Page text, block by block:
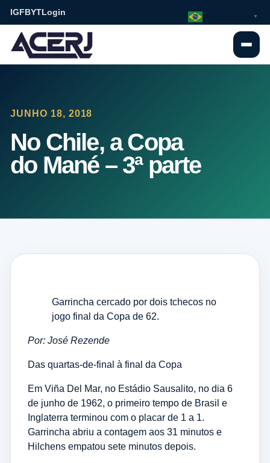
IGFBYTLogin
JUNHO 18, 2018
No Chile, a Copa
do Mané – 3ª parte
Garrincha cercado por dois tchecos no
jogo final da Copa de 62.
Por: José Rezende
Das quartas-de-final à final da Copa
Em Viña Del Mar, no Estádio Sausalito, no dia 6
de junho de 1962, o primeiro tempo de Brasil e
Inglaterra terminou com o placar de 1 a 1.
Garrincha abriu a contagem aos 31 minutos e
Hilchens empatou sete minutos depois.
▼